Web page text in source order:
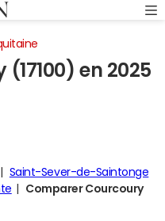
sur le revenuen 2025
Saint-Sever-de-Saintonge
Comparer Courcoury